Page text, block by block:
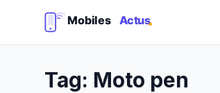
Tag: Moto pen